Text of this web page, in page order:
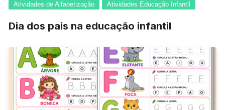
Atividades de Alfabetização Atividades Educação Infantil
Dia dos pais na educação infantil